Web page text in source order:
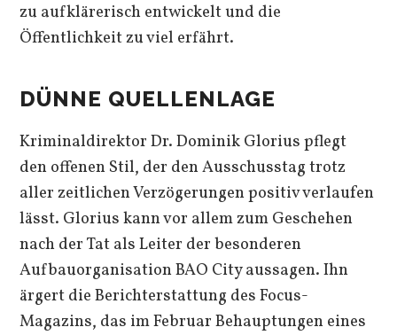
zu aufklärerisch entwickelt und die
Öffentlichkeit zu viel erfährt.
DÜNNE QUELLENLAGE
Kriminaldirektor Dr. Dominik Glorius pflegt
den offenen Stil, der den Ausschusstag trotz
aller zeitlichen Verzögerungen positiv verlaufen
lässt. Glorius kann vor allem zum Geschehen
nach der Tat als Leiter der besonderen
Aufbauorganisation BAO City aussagen. Ihn
ärgert die Berichterstattung des Focus-
Magazins, das im Februar Behauptungen eines